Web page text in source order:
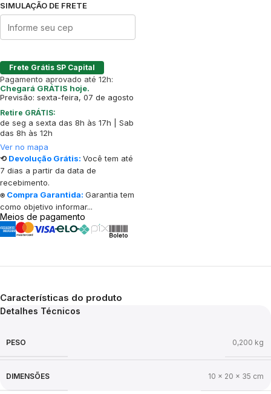
SIMULAÇÃO DE FRETE
Frete Grátis SP Capital
Pagamento aprovado até 12h:
Chegará GRÁTIS hoje.
Previsão: sexta-feira, 07 de agosto
Retire GRÁTIS:
de seg a sexta das 8h às 17h | Sab
das 8h às 12h
Ver no mapa
⟲ Devolução Grátis: Você tem até
7 dias a partir da data de
recebimento.
⍟ Compra Garantida: Garantia tem
como objetivo informar...
Meios de pagamento
Características do produto
Detalhes Técnicos
PESO 0,200 kg
DIMENSÕES 10 × 20 × 35 cm